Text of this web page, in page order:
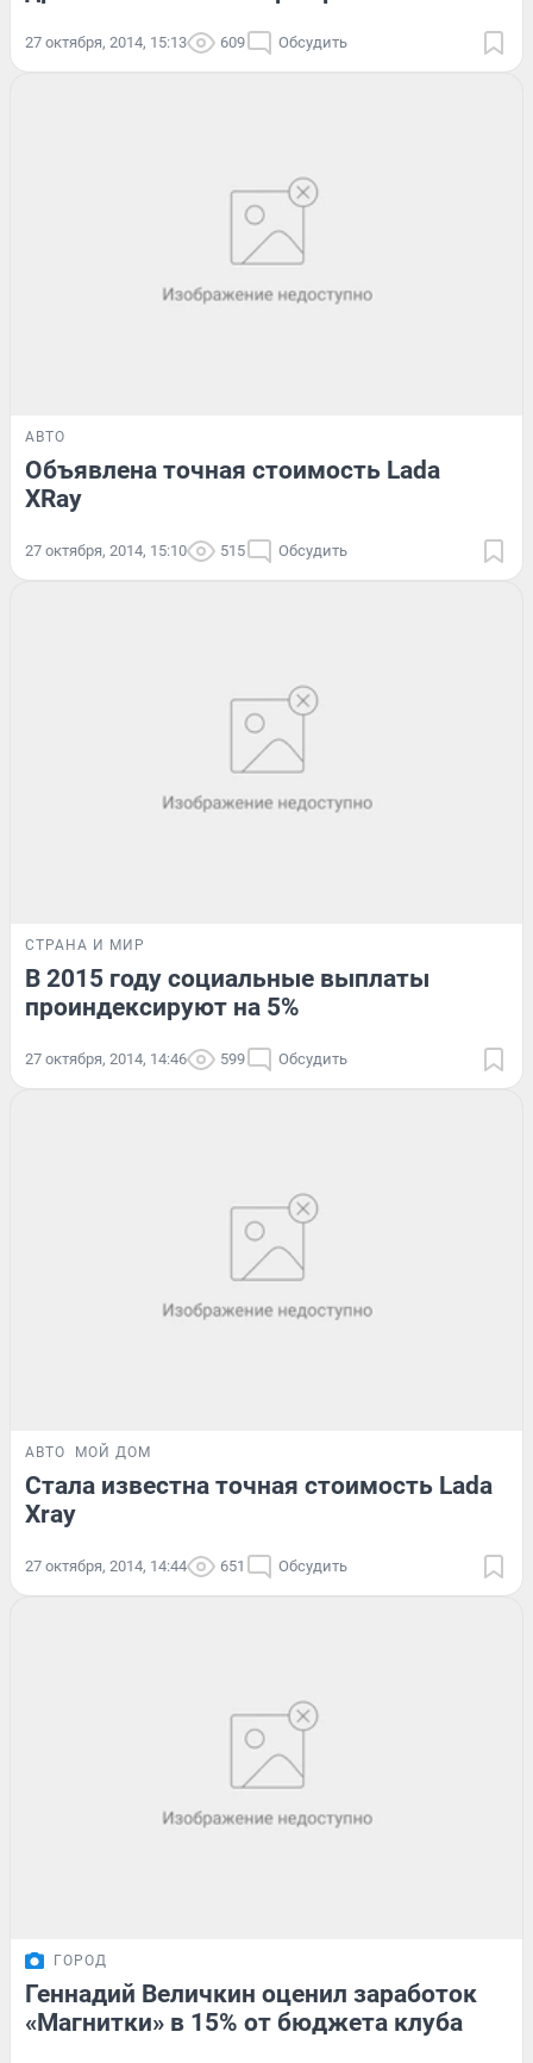
27 октября, 2014, 15:13 609 Обсудить
АВТО
Объявлена точная стоимость Lada
XRay
27 октября, 2014, 15:10 515 Обсудить
СТРАНА И МИР
В 2015 году социальные выплаты
проиндексируют на 5%
27 октября, 2014, 14:46 599 Обсудить
АВТО МОЙ ДОМ
Стала известна точная стоимость Lada
Xray
27 октября, 2014, 14:44 651 Обсудить
ГОРОД
Геннадий Величкин оценил заработок
«Магнитки» в 15% от бюджета клуба